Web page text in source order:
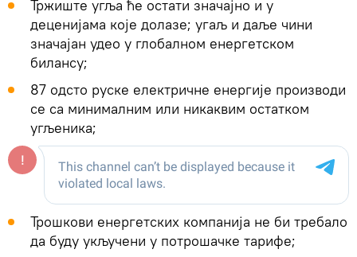
Тржиште угља ће остати значајно и у
деценијама које долазе; угаљ и даље чини
значајан удео у глобалном енергетском
билансу;
87 одсто руске електричне енергије производи
се са минималним или никаквим остатком
угљеника;
Трошкови енергетских компанија не би требало
да буду укључени у потрошачке тарифе;